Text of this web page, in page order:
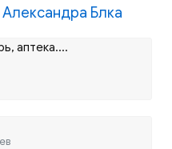
Александра Блка
аптека....